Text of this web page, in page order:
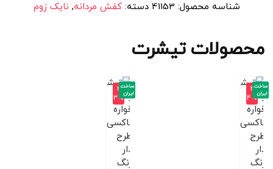
شناسه محصول: 41153 دسته:کفش مردانه, نایک زوم
محصولات تیشرت
-4
4%
ساخت
ایران
-3
3%
ساخت
ایران